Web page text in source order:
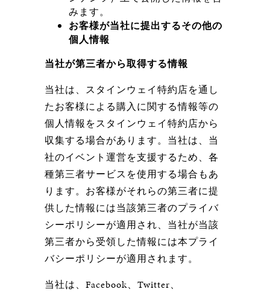
みます。
お客様が当社に提出するその他の
個人情報
当社が第三者から取得する情報
当社は、スタインウェイ特約店を通し
たお客様による購入に関する情報等の
個人情報をスタインウェイ特約店から
収集する場合があります。当社は、当
社のイベント運営を支援するため、各
種第三者サービスを使用する場合もあ
ります。お客様がそれらの第三者に提
供した情報には当該第三者のプライバ
シーポリシーが適用され、当社が当該
第三者から受領した情報には本プライ
バシーポリシーが適用されます。
当社は、Facebook、Twitter、